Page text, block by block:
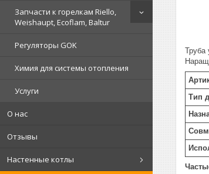
Запчасти к горелкам Riello,
Weishaupt, Ecoflam, Baltur
Регуляторы GOK
Химия для системы отопления
Услуги
О нас
Отзывы
Настенные котлы
Труба
Тип